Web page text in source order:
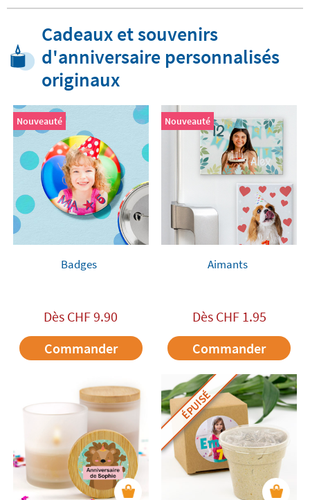
Cadeaux et souvenirs
d'anniversaire personnalisés
originaux
Nouveauté
Badges
Dès CHF9.90
Commander
Nouveauté
Aimants
Dès CHF 1.95
Commander
ÉPUISÉ